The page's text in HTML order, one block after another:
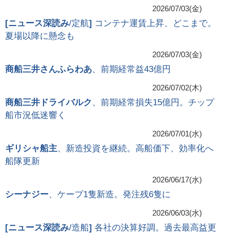
2026/07/03(金)
[ニュース深読み/定航] コンテナ運賃上昇、どこまで。
夏場以降に懸念も
2026/07/03(金)
商船三井さんふらわあ、前期経常益43億円
2026/07/02(木)
商船三井ドライバルク 、前期経常損失15億円。チップ
船市況低迷響く
2026/07/01(水)
ギリシャ船主、新造投資を継続。高船価下、効率化へ
船隊更新
2026/06/17(水)
シーナジー、ケープ1隻新造。発注残6隻に
2026/06/03(水)
[ニュース深読み/造船] 各社の決算好調。過去最高益更